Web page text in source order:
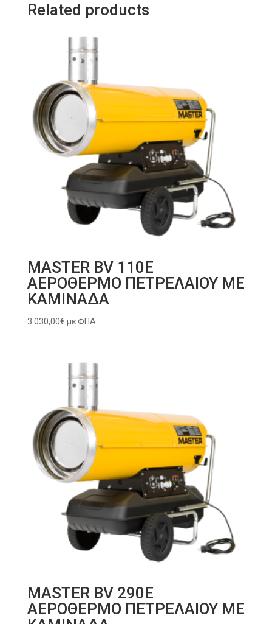
Related products
MASTER BV 110E
ΑΕΡΟΘΕΡΜΟ ΠΕΤΡΕΛΑΙΟΥ ΜΕ
ΚΑΜΙΝΑΔΑ
3.030,00€ με ΦΠΑ
MASTER BV 290E
ΑΕΡΟΘΕΡΜΟ ΠΕΤΡΕΛΑΙΟΥ ΜΕ